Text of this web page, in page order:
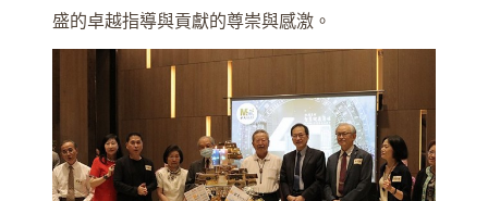
盛的卓越指導與貢獻的尊崇與感激。